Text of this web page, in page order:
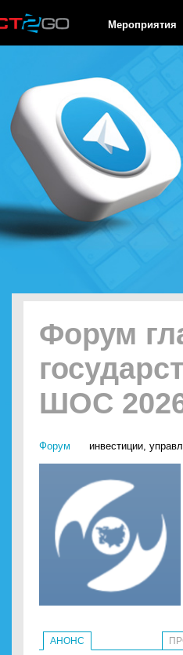
Мероприятия
Форум
ШОС
Форум инвестиции,
АНОНС